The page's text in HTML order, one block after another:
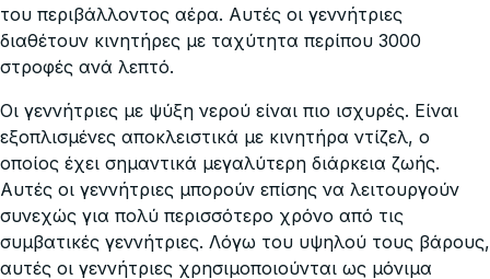
του περιβάλλοντος αέρα. Αυτές οι γεννήτριες
διαθέτουν κινητήρες με ταχύτητα περίπου 3000
στροφές ανά λεπτό.
Οι γεννήτριες με ψύξη νερού είναι πιο ισχυρές. Είναι
εξοπλισμένες αποκλειστικά με κινητήρα ντίζελ, ο
οποίος έχει σημαντικά μεγαλύτερη διάρκεια ζωής.
Αυτές οι γεννήτριες μπορούν επίσης να λειτουργούν
συνεχώς για πολύ περισσότερο χρόνο από τις
συμβατικές γεννήτριες. Λόγω του υψηλού τους βάρους,
αυτές οι γεννήτριες χρησιμοποιούνται ως μόνιμα